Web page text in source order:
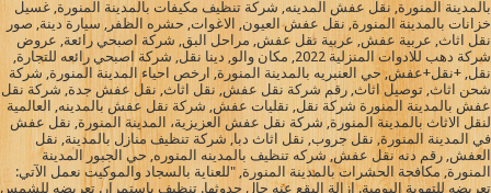
بالمدينة المنورة, نقل عفش المدينه, شركة تنظيف مكيفات بالمدينة المنورة, غسيل
خزانات بالمدينة المنورة, نقل عفش العيون, الاغوات, حشره الظفر, سيارة دينة, صور
نقل اثاث, عربية عفش, عربية نقل عفش, مراحل البق, شركة اصبحي رائعة, عروض
شركة دهب للادوات المنزلية 2022, مكان والو, دينا نقل, شركة اصبحي رائعه للتجارة,
نقل, +نقل+عفش, حي العنبريه بالمدينة المنورة, ارخص احياء المدينة المنورة, شركة
شحن اثاث, توصيل اثاث, رقم شركة نقل عفش, نقل اثاث, نقل عفش جدة, شركة نقل
عفش بالمدينة المنورة شركة نقل, نقليات عفش, شركة نقل عفش بالمدينه, العالمية
لنقل الاثاث بالمدينة المنورة, شركة نقل عفش العزيزية، المدينة المنورة, نقل عفش
في المدينة المنورة, نقل جروب, نقل اثاث دبا, شركة تنظيف منازل بالمدينة, نقل
العفش, رقم دنه نقل عفش, شركه تنظيف بالمدينه المنوره, حي الجبور المدينة
المنورة, مكافحة الحشرات بالمدينة المنورة, "للعناية بالسجاد والموكيت نعمل الآتي:
تعريضه للتهوية اليومية. إزالة البقع عنه حال حدوثها. تنظيف باستمرار. تعريضه للشمس